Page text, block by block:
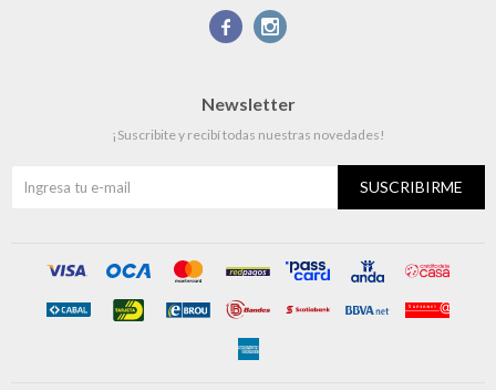
 
Newsletter
¡Suscribite y recibí todas nuestras novedades!
SUSCRIBIRME